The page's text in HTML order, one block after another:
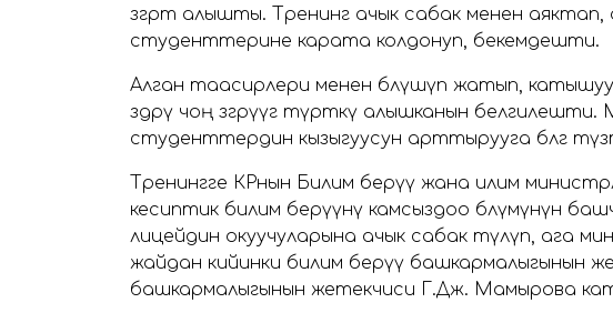
өзгөртө алышты. Тренинг ачык сабак менен аяктап,
студенттерине карата колдонуп, бекемдешти.
Алган таасирлери менен бөлүшүп жатып,
өздөрү чоң өзгөрүүгө түрткү алышканын
студенттердин кызыгуусун арттырууга өбөлгө
Тренингге КРнын Билим берүү жана илим
кесиптик билим берүүнү камсыздоо бөлүмүнүн
лицейдин окуучуларына ачык сабак өтүлүп, ага
жайдан кийинки билим берүү башкармалыгынын
башкармалыгынын жетекчиси Г.Дж. Мамырова